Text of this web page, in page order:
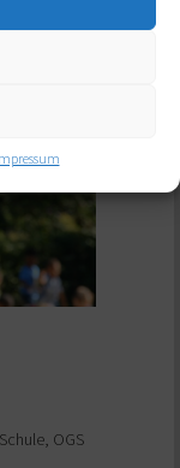
OGS